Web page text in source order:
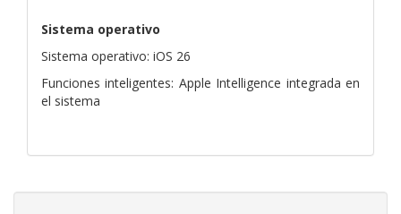
Sistema operativo
Sistema operativo: iOS 26
Funciones inteligentes: Apple Intelligence integrada en
el sistema